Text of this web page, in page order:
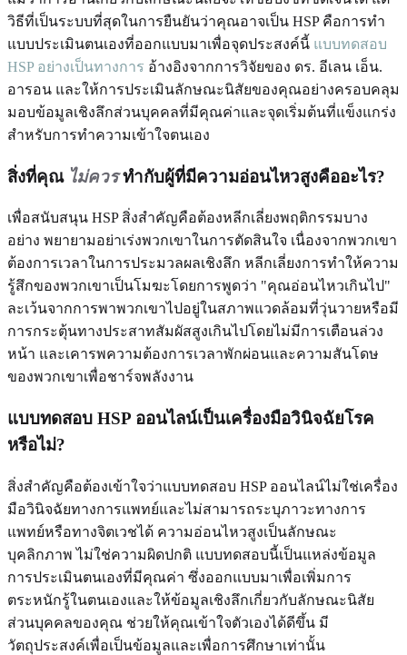
วิธีที่เป็นระบบที่สุดในการยืนยันว่าคุณอาจเป็น HSP คือการทำ
แบบประเมินตนเองที่ออกแบบมาเพื่อจุดประสงค์นี้ แบบทดสอบ
HSP อย่างเป็นทางการ อ้างอิงจากการวิจัยของ ดร. อีเลน เอ็น.
อารอน และให้การประเมินลักษณะนิสัยของคุณอย่างครอบคลุม
มอบข้อมูลเชิงลึกส่วนบุคคลที่มีคุณค่าและจุดเริ่มต้นที่แข็งแกร่ง
สำหรับการทำความเข้าใจตนเอง
สิ่งที่คุณ ไม่ควรทำกับผู้ที่มีความอ่อนไหวสูงคืออะไร?
เพื่อสนับสนุน HSP สิ่งสำคัญคือต้องหลีกเลี่ยงพฤติกรรมบาง
อย่าง พยายามอย่าเร่งพวกเขาในการตัดสินใจ เนื่องจากพวกเขา
ต้องการเวลาในการประมวลผลเชิงลึก หลีกเลี่ยงการทำให้ความ
รู้สึกของพวกเขาเป็นโมฆะโดยการพูดว่า "คุณอ่อนไหวเกินไป"
ละเว้นจากการพาพวกเขาไปอยู่ในสภาพแวดล้อมที่วุ่นวายหรือมี
การกระตุ้นทางประสาทสัมผัสสูงเกินไปโดยไม่มีการเตือนล่วง
หน้า และเคารพความต้องการเวลาพักผ่อนและความสันโดษ
ของพวกเขาเพื่อชาร์จพลังงาน
แบบทดสอบ HSP ออนไลน์เป็นเครื่องมือวินิจฉัยโรค
หรือไม่?
สิ่งสำคัญคือต้องเข้าใจว่าแบบทดสอบ HSP ออนไลน์ไม่ใช่เครื่อง
มือวินิจฉัยทางการแพทย์และไม่สามารถระบุภาวะทางการ
แพทย์หรือทางจิตเวชได้ ความอ่อนไหวสูงเป็นลักษณะ
บุคลิกภาพ ไม่ใช่ความผิดปกติ แบบทดสอบนี้เป็นแหล่งข้อมูล
การประเมินตนเองที่มีคุณค่า ซึ่งออกแบบมาเพื่อเพิ่มการ
ตระหนักรู้ในตนเองและให้ข้อมูลเชิงลึกเกี่ยวกับลักษณะนิสัย
ส่วนบุคคลของคุณ ช่วยให้คุณเข้าใจตัวเองได้ดีขึ้น มี
วัตถุประสงค์เพื่อเป็นข้อมูลและเพื่อการศึกษาเท่านั้น